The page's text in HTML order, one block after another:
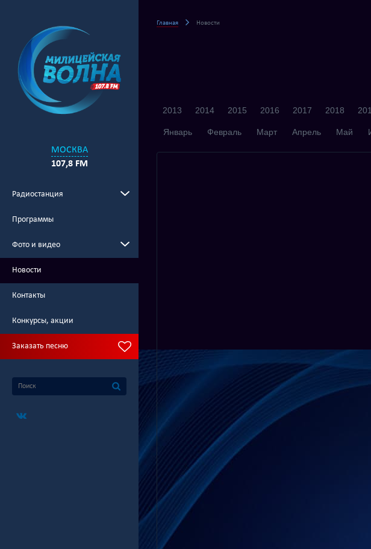
МОСКВА
107,8 FM
Радиостанция
Программы
Фото и видео
Новости
Контакты
Конкурсы, акции
Заказать песню
Главная Новости
2013 2014 2015 2016 2017 2018
Январь Февраль Март Апрель Май